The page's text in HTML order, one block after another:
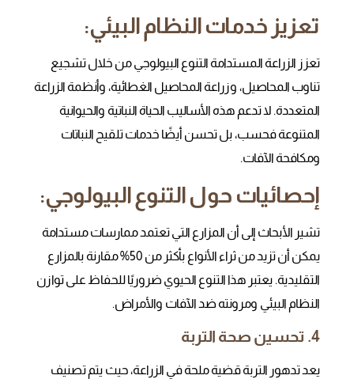
تعزيز خدمات النظام البيئي:
تعزز الزراعة المستدامة التنوع البيولوجي من خلال تشجيع
تناوب المحاصيل، وزراعة المحاصيل الغطائية، وأنظمة الزراعة
المتعددة. لا تدعم هذه الأساليب الحياة النباتية والحيوانية
المتنوعة فحسب، بل تحسن أيضًا خدمات تلقيح النباتات
ومكافحة الآفات.
إحصائيات حول التنوع البيولوجي:
تشير الأبحاث إلى أن المزارع التي تعتمد ممارسات مستدامة
يمكن أن تزيد من ثراء الأنواع بأكثر من 50% مقارنة بالمزارع
التقليدية. يعتبر هذا التنوع الحيوي ضروريًا للحفاظ على توازن
النظام البيئي ومرونته ضد الآفات والأمراض.
4. تحسين صحة التربة
يعد تدهور التربة قضية ملحة في الزراعة، حيث يتم تصنيف